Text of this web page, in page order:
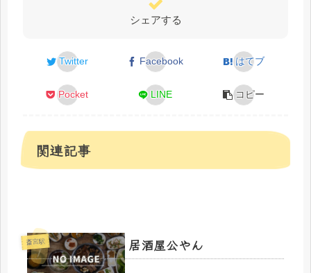
シェアする
Twitter Facebook はてブ
Pocket LINE コピー
関連記事
斎宮駅 居酒屋公やん